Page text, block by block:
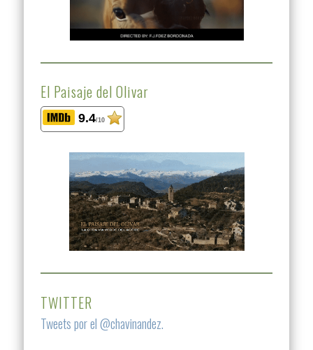
El Paisaje del Olivar
9.4/10
TWITTER
Tweets por el @chavinandez.